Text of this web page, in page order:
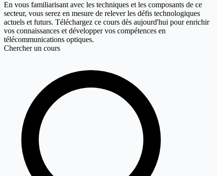
En vous familiarisant avec les techniques et les composants de ce
secteur, vous serez en mesure de relever les défis technologiques
actuels et futurs. Téléchargez ce cours dès aujourd'hui pour enrichir
vos connaissances et développer vos compétences en
télécommunications optiques.
Chercher un cours